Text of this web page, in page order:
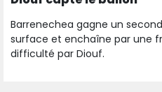
Barrenechea gagne un
surface et enchaîne par une
difficulté par Diouf.